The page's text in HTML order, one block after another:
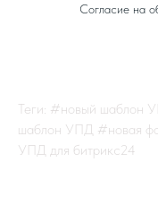
Согласие на
Теги: #новый шаблон
шаблон УПД #новая
УПД для битрикс24